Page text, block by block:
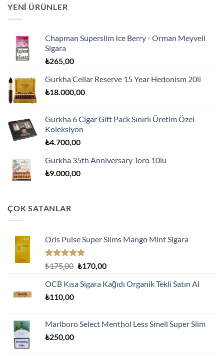
YENI ÜRÜNLER
Chapman Superslim Ice Berry - Orman Meyveli
Sigara
₺265,00
Gurkha Cellar Reserve 15 Year Hedonism 20li
₺18.000,00
Gurkha 6 Cigar Gift Pack Sınırlı Üretim Özel
Koleksiyon
₺4.700,00
Gurkha 35th Anniversary Toro 10lu
₺9.000,00
ÇOK SATANLAR
Oris Pulse Super Slims Mango Mint Sigara
5 üzerinden
oy
aldı
₺175,00 Orijinal
₺175,00.
₺170,00Şu
fiyat:
OCB Kısa Sigara Kağıdı Organik Tekli Satın Al
₺110,00
Marlboro Select Menthol Less Smell Super Slim
₺250,00